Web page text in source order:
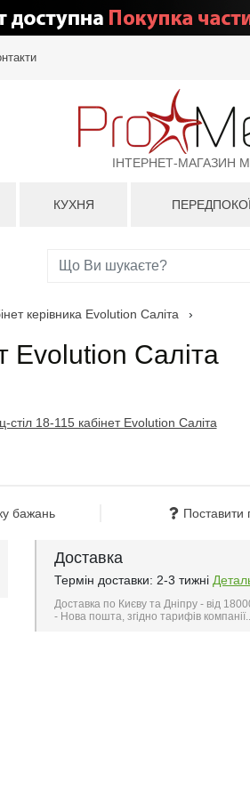
ІНТЕРНЕТ-МАГАЗИН
КУХНЯ ПЕРЕДПОКОЇ
керівника Evolution Саліта ›
Evolution Саліта
бажань Поставити
Доставка
Термін доставки: 2-3 тижні
Доставка по Києву та Дніпру - від
- Нова пошта, згідно тарифів компанії..